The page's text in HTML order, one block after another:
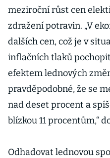
meziroční růst cen
zdražení potravin. „V
dalších cen, což je v
inflačních tlaků
efektem lednových
pravděpodobné, že se
nad deset procent a
blízkou 11 procentům,“
Odhadovat lednovou